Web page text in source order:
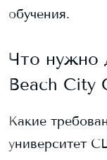
обучения.
Что нужно
Beach City
Какие
университет